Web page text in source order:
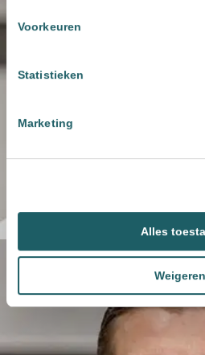
Voorkeuren
Statistieken
Marketing
Alles
Weigeren